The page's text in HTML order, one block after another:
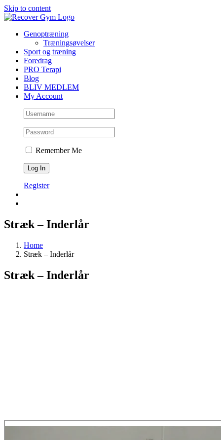
Skip to content
Genoptræning
Træningsøvelser
Sport og træning
Foredrag
PRO Terapi
Blog
BLIV MEDLEM
My Account
Remember Me
Register
Stræk – Inderlår
Home
Stræk – Inderlår
Stræk – Inderlår